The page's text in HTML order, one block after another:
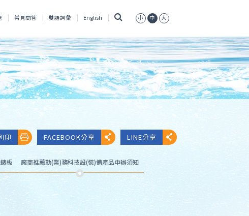
常見問答 雙語詞彙 English 小 中 大
印 FACEBOOK分享 LINE分享
板 廠商推薦勤(業)務科技設(裝)備產品申辦須知